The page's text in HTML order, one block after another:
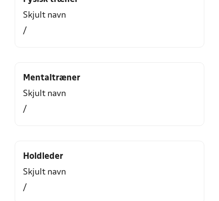
Skjult navn
/
Mentaltræner
Skjult navn
/
Holdleder
Skjult navn
/